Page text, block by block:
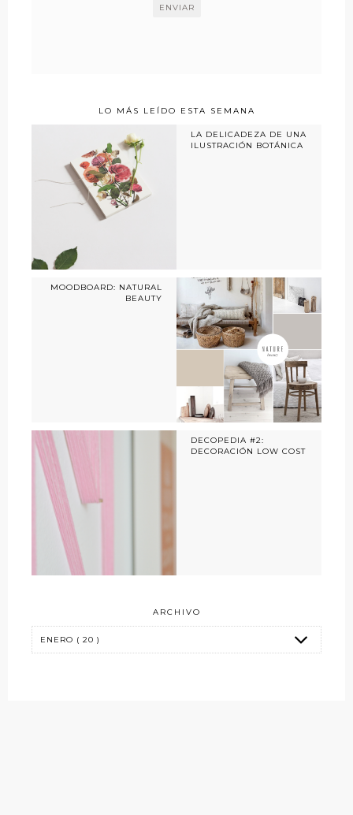
LO MÁS LEÍDO ESTA SEMANA
LA DELICADEZA DE UNA
ILUSTRACIÓN BOTÁNICA
MOODBOARD: NATURAL
BEAUTY
DECOPEDIA #2:
DECORACIÓN LOW COST
ARCHIVO